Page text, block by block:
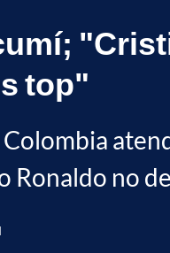
top"
Colombia
Ronaldo no